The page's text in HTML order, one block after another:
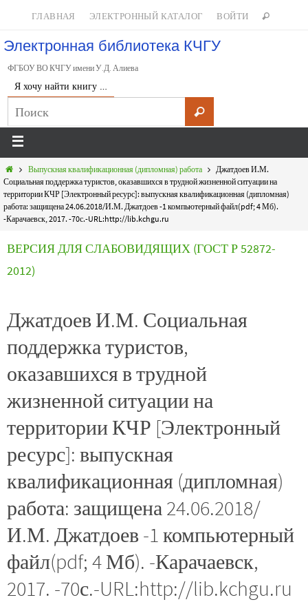
ГЛАВНАЯ ЭЛЕКТРОННЫЙ КАТАЛОГ ВОЙТИ
Электронная библиотека КЧГУ
ФГБОУ ВО КЧГУ имени У.Д. Алиева
Я хочу найти книгу …
Выпускная квалификационная (дипломная) работа
Джатдоев И.М.
Социальная поддержка туристов, оказавшихся в трудной жизненной ситуации на
территории КЧР [Электронный ресурс]: выпускная квалификационная (дипломная)
работа: защищена 24.06.2018/И.М. Джатдоев -1 компьютерный файл(pdf; 4 Мб).
-Карачаевск, 2017. -70с.-URL:http://lib.kchgu.ru
ВЕРСИЯ ДЛЯ СЛАБОВИДЯЩИХ (ГОСТ Р 52872-
2012)
Джатдоев И.М. Социальная
поддержка туристов,
оказавшихся в трудной
жизненной ситуации на
территории КЧР [Электронный
ресурс]: выпускная
квалификационная (дипломная)
работа: защищена 24.06.2018/
И.М. Джатдоев -1 компьютерный
файл(pdf; 4 Мб). -Карачаевск,
2017. -70с.-URL:http://lib.kchgu.ru